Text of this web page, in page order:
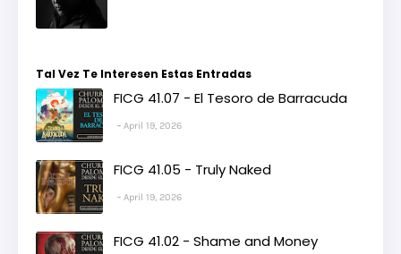
Tal Vez Te Interesen Estas Entradas
FICG 41.07 - El Tesoro de Barracuda
April 19, 2026
FICG 41.05 - Truly Naked
April 19, 2026
FICG 41.02 - Shame and Money